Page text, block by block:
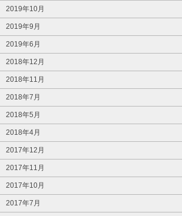
2019年10月
2019年9月
2019年6月
2018年12月
2018年11月
2018年7月
2018年5月
2018年4月
2017年12月
2017年11月
2017年10月
2017年7月